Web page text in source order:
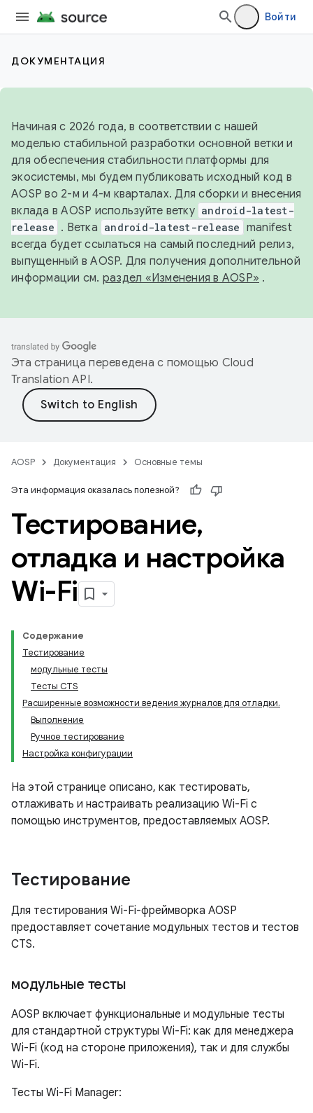
Войти
ДОКУМЕНТАЦИЯ
Начиная с 2026 года, в соответствии с нашей
моделью стабильной разработки основной ветки и
для обеспечения стабильности платформы для
экосистемы, мы будем публиковать исходный код в
AOSP во 2-м и 4-м кварталах. Для сборки и внесения
вклада в AOSP используйте ветку android-latest-
release . Ветка android-latest-release manifest
всегда будет ссылаться на самый последний релиз,
выпущенный в AOSP. Для получения дополнительной
информации см. раздел «Изменения в AOSP» .
Эта страница переведена с помощью Cloud
Translation API.
AOSP Документация Основные темы
Эта информация оказалась полезной?
Тестирование,
отладка и настройка
Wi-Fi
Содержание
Тестирование
модульные тесты
Тесты CTS
Расширенные возможности ведения журналов для отладки.
Выполнение
Ручное тестирование
Настройка конфигурации
На этой странице описано, как тестировать,
отлаживать и настраивать реализацию Wi-Fi с
помощью инструментов, предоставляемых AOSP.
Тестирование
Для тестирования Wi-Fi-фреймворка AOSP
предоставляет сочетание модульных тестов и тестов
CTS.
модульные тесты
AOSP включает функциональные и модульные тесты
для стандартной структуры Wi-Fi: как для менеджера
Wi-Fi (код на стороне приложения), так и для службы
Wi-Fi.
Тесты Wi-Fi Manager: